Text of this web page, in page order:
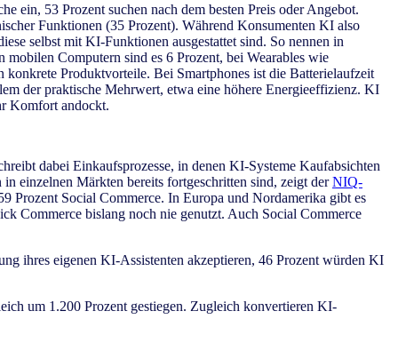
ein, 53 Prozent suchen nach dem besten Preis oder Angebot.
Funktionen (35 Prozent). Während Konsumenten KI also
selbst mit KI-Funktionen ausgestattet sind. So nennen in
Computern sind es 6 Prozent, bei Wearables wie
Produktvorteile. Bei Smartphones ist die Batterielaufzeit
der praktische Mehrwert, etwa eine höhere Energieeffizienz. KI
Komfort andockt.
dabei Einkaufsprozesse, in denen KI-Systeme Kaufabsichten
einzelnen Märkten bereits fortgeschritten sind, zeigt derNIQ-
Prozent Social Commerce. In Europa und Nordamerika gibt es
Commerce bislang noch nie genutzt. Auch Social Commerce
ihres eigenen KI-Assistenten akzeptieren, 46 Prozent würden KI
um 1.200 Prozent gestiegen. Zugleich konvertieren KI-